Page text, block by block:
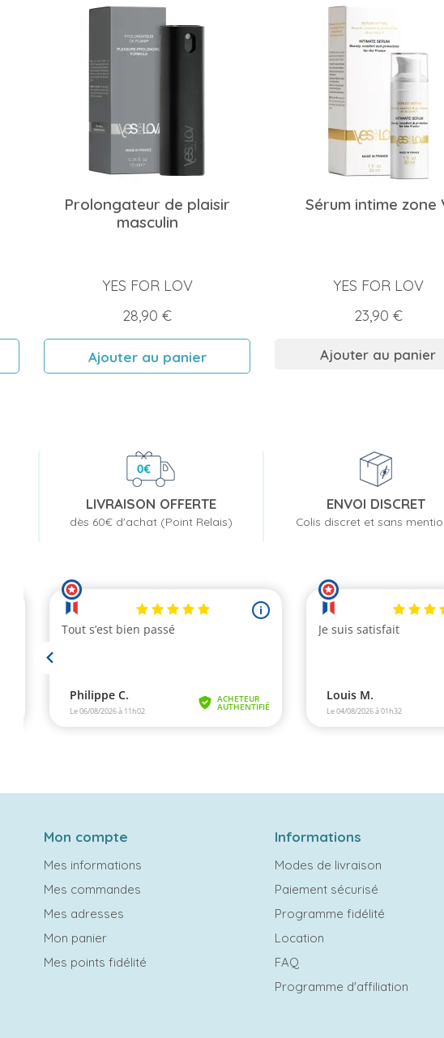
Prolongateur de plaisir
masculin
YES FOR LOV
Prix
28,90 €
Ajouter au panier
Sérum intime zone
YES FOR LOV
Prix
23,90 €
Ajouter au panier
LIVRAISON OFFERTE
dès 60€ d'achat (Point Relais)
ENVOI DISCRET
Colis discret et sans
Mon compte
Mes informations
Mes commandes
Mes adresses
Mon panier
Mes points fidélité
Informations
Modes de livraison
Paiement sécurisé
Programme fidélité
Location
FAQ
Programme d'affiliation